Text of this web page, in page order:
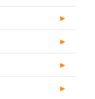
►
►
►
►